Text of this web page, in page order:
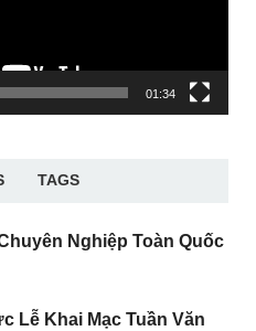
01:34
TAGS
Nghiệp Toàn Quốc
Lễ Khai Mạc Tuần Văn